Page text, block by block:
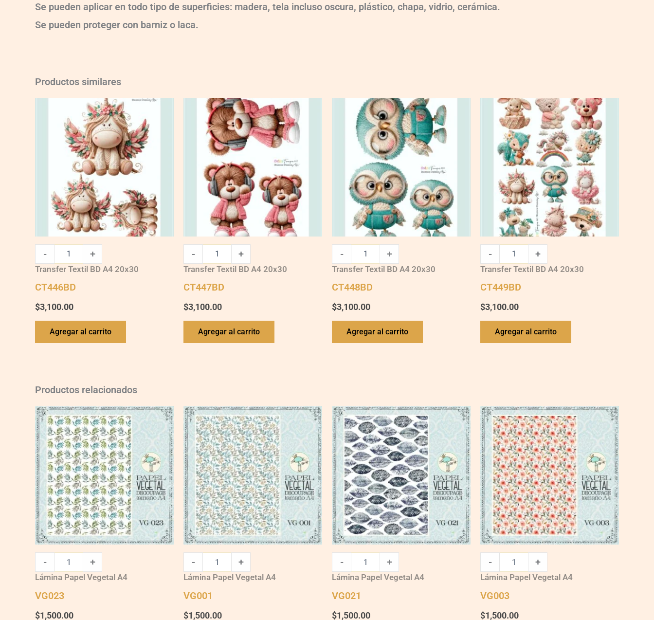
Se pueden aplicar en todo tipo de superficies: madera, tela incluso oscura, plástico, chapa, vidrio, cerámica.
Se pueden proteger con barniz o laca.
Productos similares
- +
Transfer Textil BD A4 20x30
CT446BD
$3,100.00
Agregar al carrito
CT447BD
quantity
- +
Transfer Textil BD A4 20x30
CT447BD
$3,100.00
Agregar al carrito
- +
Transfer Textil BD A4 20x30
CT448BD
$3,100.00
Agregar al carrito
CT449BD
quantity
- +
Transfer Textil BD A4 20x30
CT449BD
$3,100.00
Agregar al carrito
Productos relacionados
VG023
quantity
- +
Lámina Papel Vegetal A4
VG023
$1,500.00
VG001
quantity
- +
Lámina Papel Vegetal A4
VG001
$1,500.00
VG021
quantity
- +
Lámina Papel Vegetal A4
VG021
$1,500.00
VG003
quantity
- +
Lámina Papel Vegetal A4
VG003
$1,500.00